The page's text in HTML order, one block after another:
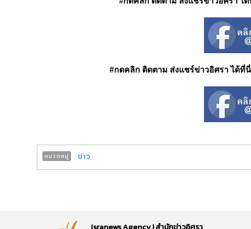
#กดคลิก ติดตาม ส่งแชร์ข่าวอิศรา ได้ที่นี่
หมวดหมู่ ข่าว
Isranews Agency | สำนักข่าวอิศรา